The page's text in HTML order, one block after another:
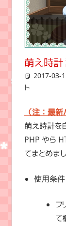
萌え時
2017-03-
ト
（注：最
萌え時計を
PHP やら
てまとめま
使用条件
フ
て